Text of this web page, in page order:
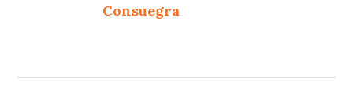
Consuegra